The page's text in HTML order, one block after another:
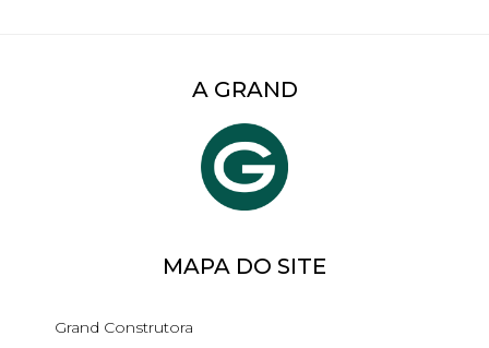
A GRAND
MAPA DO SITE
Grand Construtora